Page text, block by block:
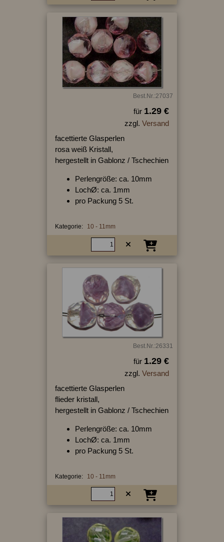
Best.Nr.:27037
für 1.29 €
zzgl. Versand
facettierte Glasperlen
rosa weiß Kristall,
hergestellt in Gablonz / Tschechien
Perlengröße: ca. 10mm
LochØ: ca. 1mm
pro Packung 5 St.
Kategorie: 10 - 11mm
Best.Nr.:26331
für 1.29 €
zzgl. Versand
facettierte Glasperlen
flieder kristall,
hergestellt in Gablonz / Tschechien
Perlengröße: ca. 10mm
LochØ: ca. 1mm
pro Packung 5 St.
Kategorie: 10 - 11mm